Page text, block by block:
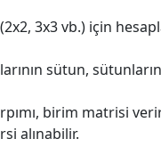
3x3 vb.) için
sütun,
birim matrisi
alınabilir.